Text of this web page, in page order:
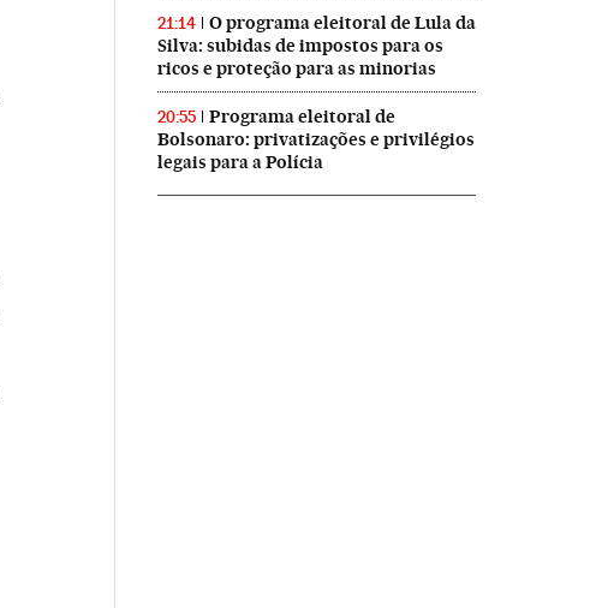
21:14
O programa eleitoral de Lula da
Silva: subidas de impostos para os
ricos e proteção para as minorias
20:55
Programa eleitoral de
Bolsonaro: privatizações e privilégios
legais para a Polícia